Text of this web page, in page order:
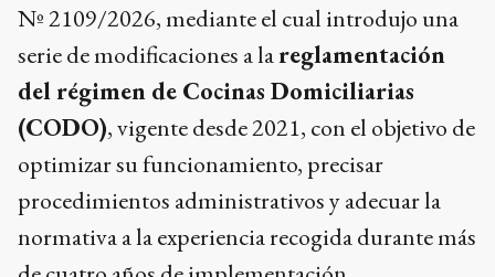
Nº 2109/2026, mediante el cual introdujo una
serie de modificaciones a lareglamentación
del régimen de Cocinas Domiciliarias
(CODO), vigente desde 2021, con el objetivo de
optimizar su funcionamiento, precisar
procedimientos administrativos y adecuar la
normativa a la experiencia recogida durante más